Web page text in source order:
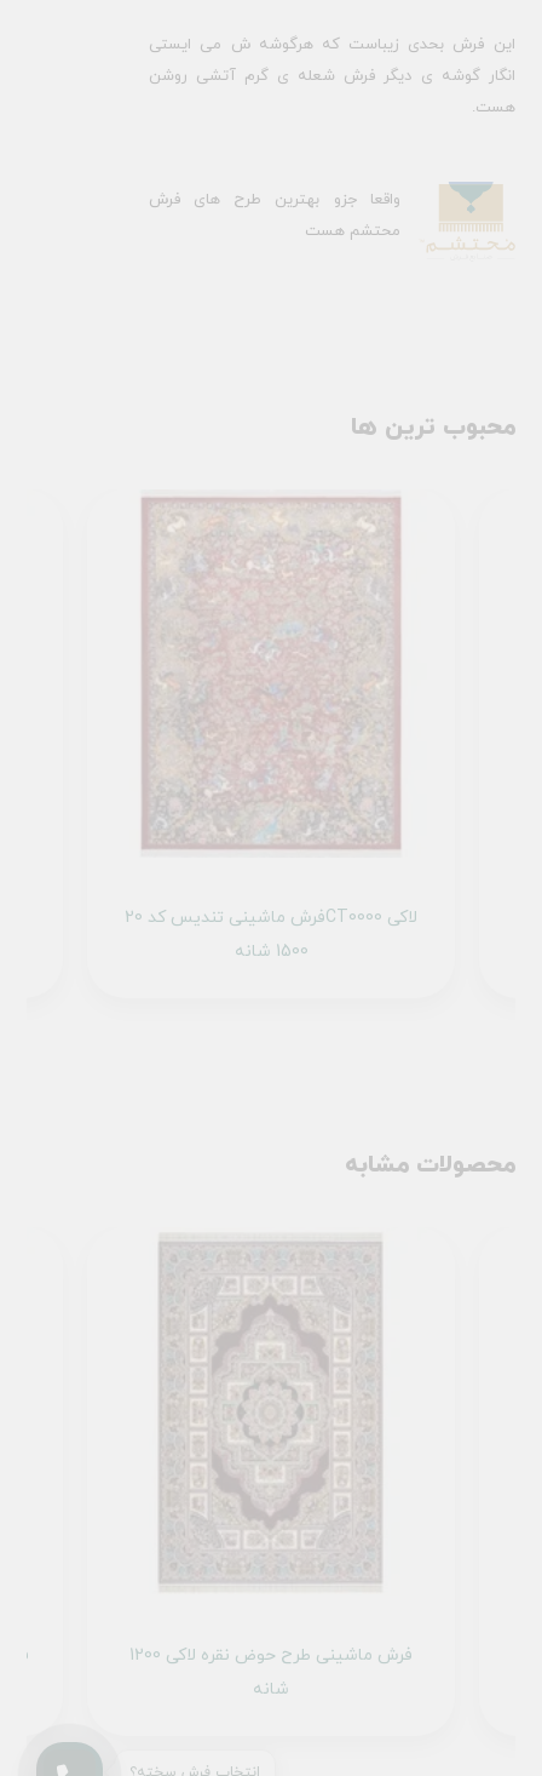
این فرش بحدی زیباست که هرگوشه ش می ایستی
انگار گوشه ی دیگر فرش شعله ی گرم آتشی روشن
هست.
واقعا جزو بهترین طرح های فرش
محتشم هست
محبوب ترین ها
فرش ماشینی تندیس کد 20CT0000 لاکی
1500 شانه
محصولات مشابه
فرش ماشینی طرح حوض نقره لاکی 1200
شانه